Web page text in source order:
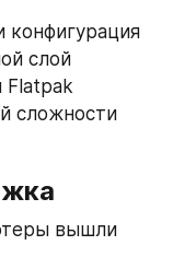
конфигурация
слой
Flatpak
сложности
вышли